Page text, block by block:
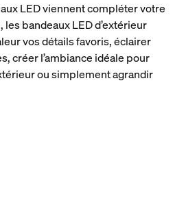
LED viennent compléter votre
bandeaux LED d’extérieur
vos détails favoris, éclairer
créer l’ambiance idéale pour
ou simplement agrandir